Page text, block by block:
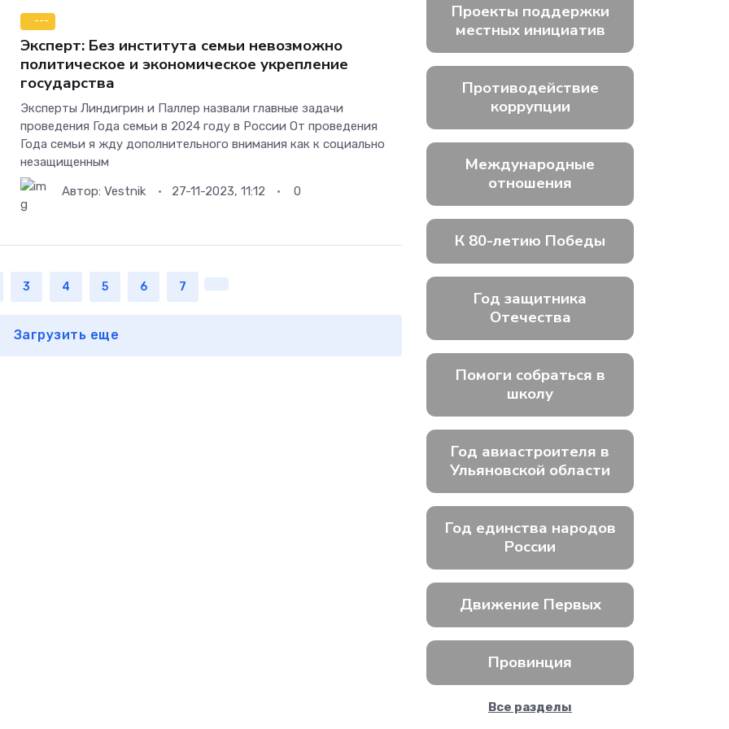
---
Эксперт: Без института семьи невозможно
политическое и экономическое укрепление
государства
Эксперты Линдигрин и Паллер назвали главные задачи
проведения Года семьи в 2024 году в России От проведения
Года семьи я жду дополнительного внимания как к социально
незащищенным
Автор:Vestnik 27-11-2023, 11:12 0
3 4 5 6 7
Загрузить еще
Проекты поддержки
местных инициатив
Противодействие
коррупции
Международные
отношения
К 80-летию Победы
Год защитника
Отечества
Помоги собраться в
школу
Год авиастроителя в
Ульяновской области
Год единства народов
России
Движение Первых
Провинция
Все разделы